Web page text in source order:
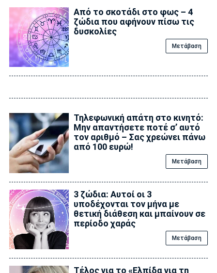
Από το σκοτάδι στο φως – 4
ζώδια που αφήνουν πίσω τις
δυσκολίες
Μετάβαση
Τηλεφωνική απάτη στο κινητό:
Μην απαντήσετε ποτέ σ’ αυτό
τον αριθμό – Σας χρεώνει πάνω
από 100 ευρώ!
Μετάβαση
3 ζώδια: Αυτοί οι 3
υποδέχονται τον μήνα με
θετική διάθεση και μπαίνουν σε
περίοδο χαράς
Μετάβαση
Τέλος για το «Ελπίδα για τη